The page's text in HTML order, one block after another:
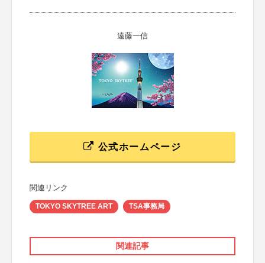
遠藤一信
公式ホームページ
関連リンク
TOKYO SKYTREE ART TSA事務局
関連記事